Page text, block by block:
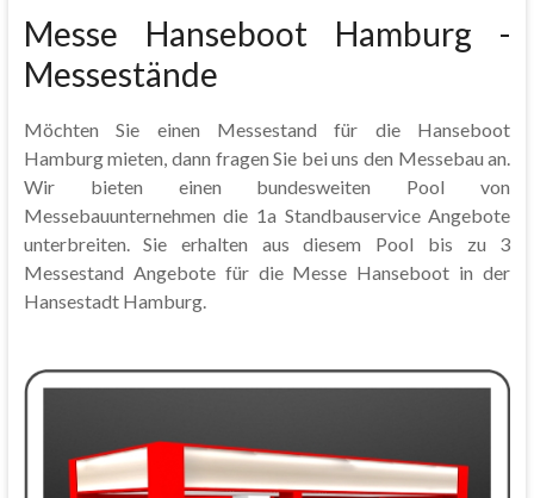
Messe Hanseboot Hamburg -
Messestände
Möchten Sie einen Messestand für die Hanseboot
Hamburg mieten, dann fragen Sie bei uns den Messebau an.
Wir bieten einen bundesweiten Pool von
Messebauunternehmen die 1a Standbauservice Angebote
unterbreiten. Sie erhalten aus diesem Pool bis zu 3
Messestand Angebote für die Messe Hanseboot in der
Hansestadt Hamburg.